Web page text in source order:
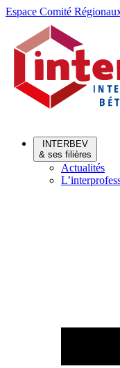
Aller
Aller
contenu
Espace Comité
INTERBEV
& ses filières
Actualités